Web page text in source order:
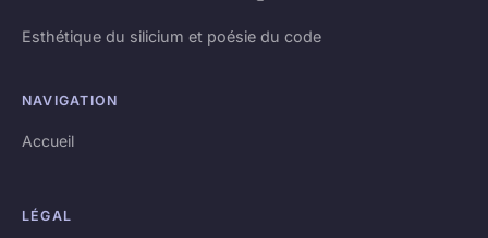
Esthétique du silicium et poésie du code
NAVIGATION
Accueil
LÉGAL